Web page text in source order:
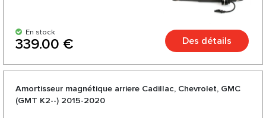
En stock
339.00 € Des détails
Amortisseur magnétique arriere Cadillac, Chevrolet, GMC
(GMT K2--) 2015-2020